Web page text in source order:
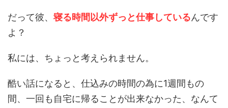
だって彼、寝る時間以外ずっと仕事しているんです
よ？
私には、ちょっと考えられません。
酷い話になると、仕込みの時間の為に1週間もの
間、一回も自宅に帰ることが出来なかった、なんて